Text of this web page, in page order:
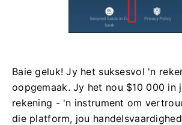
Baie geluk! Jy het suksesvol 'n
oopgemaak. Jy het nou $10 000 in
rekening - 'n instrument om
die platform, jou